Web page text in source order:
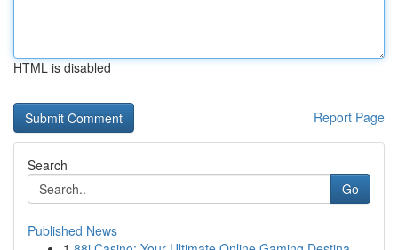
HTML is disabled
Report Page
Search
Go
Published News